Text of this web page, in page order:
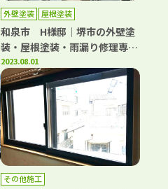
外壁塗装 屋根塗装
和泉市 H様邸│堺市の外壁塗
装・屋根塗装・雨漏り修理専門
店 千成工務店
2023.08.01
その他施工